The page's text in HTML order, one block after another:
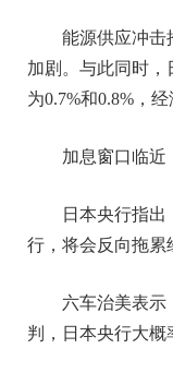
能源供应冲击
加剧。与此同时，
为0.7%和0.8%，
加息窗口临近
日本央行指
行，将会反向拖累
六车治美表示
判，日本央行大概